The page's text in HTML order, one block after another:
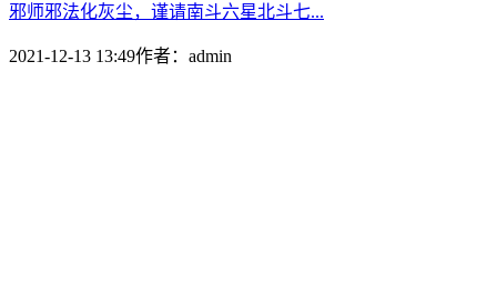
邪师邪法化灰尘，谨请南斗六星北斗七...
2021-12-13 13:49作者： admin